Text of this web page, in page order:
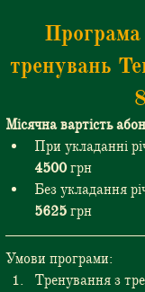
тренувань
Місячна вартість
При укладанні
4500 грн
Без укладання
5625 грн
Умови програми:
Тренування з